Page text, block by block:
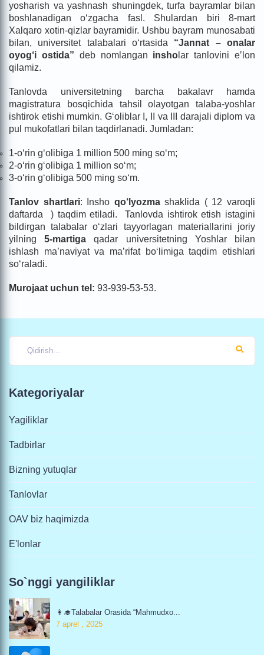
yosharish va yashnash shuningdek, turfa bayramlar bilan
boshlanadigan o‘zgacha fasl. Shulardan biri 8-mart
Xalqaro xotin-qizlar bayramidir. Ushbu bayram munosabati
bilan, universitet talabalari o‘rtasida “Jannat – onalar
oyog‘i ostida” deb nomlangan insho lar tanlovini eʼlon
qilamiz.
Tanlovda universitetning barcha bakalavr hamda
magistratura bosqichida tahsil olayotgan talaba-yoshlar
ishtirok etishi mumkin. G‘oliblar I, II va III darajali diplom va
pul mukofatlari bilan taqdirlanadi. Jumladan:
1-o‘rin g‘olibiga 1 million 500 ming so‘m;
2-o‘rin g‘olibiga 1 million so‘m;
3-o‘rin g‘olibiga 500 ming so‘m.
Tanlov shartlari: Insho qo‘lyozmashaklida ( 12 varoqli
daftarda ) taqdim etiladi. Tanlovda ishtirok etish istagini
bildirgan talabalar o‘zlari tayyorlagan materiallarini joriy
yilning5-martiga qadar universitetning Yoshlar bilan
ishlash ma’naviyat va ma’rifat bo‘limiga taqdim etishlari
so‘raladi.
Murojaat uchun tel: 93-939-53-53.
Kategoriyalar
Yagiliklar
Tadbirlar
Bizning yutuqlar
Tanlovlar
OAV biz haqimizda
E'lonlar
So`nggi yangiliklar
👩‍🎓Talabalar Orasida “Mahmudxo...
7 aprel , 2025